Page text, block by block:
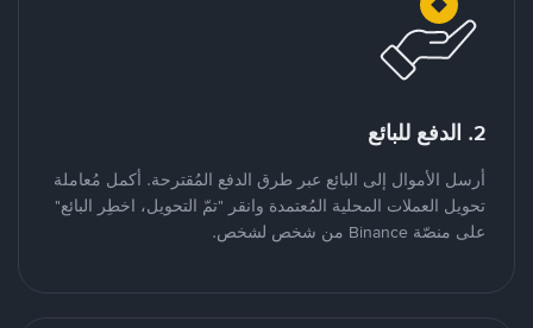
2. الدفع للبائع
أرسل الأموال إلى البائع عبر طرق الدفع المُقترحة. أكمل مُعاملة
تحويل العملات المحلية المُعتمدة وانقر "تمّ التحويل، اخطِر البائع"
على منصّة Binance من شخص لشخص.